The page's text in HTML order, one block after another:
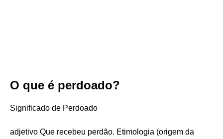
O que é perdoado?
Significado de Perdoado
adjetivo Que recebeu perdão. Etimologia (origem da